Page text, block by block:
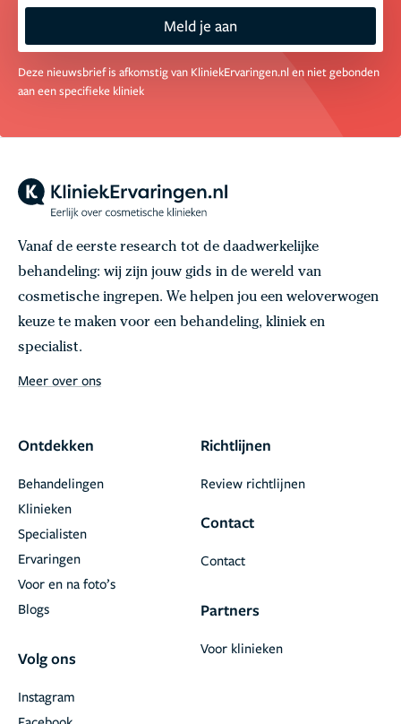
Meld je aan
Deze nieuwsbrief is afkomstig van KliniekErvaringen.nl en niet gebonden
aan een specifieke kliniek
Vanaf de eerste research tot de daadwerkelijke
behandeling: wij zijn jouw gids in de wereld van
cosmetische ingrepen. We helpen jou een weloverwogen
keuze te maken voor een behandeling, kliniek en
specialist.
Meer over ons
Ontdekken
Behandelingen
Klinieken
Specialisten
Ervaringen
Voor en na foto’s
Blogs
Volg ons
Instagram
Richtlijnen
Review richtlijnen
Contact
Contact
Partners
Voor klinieken